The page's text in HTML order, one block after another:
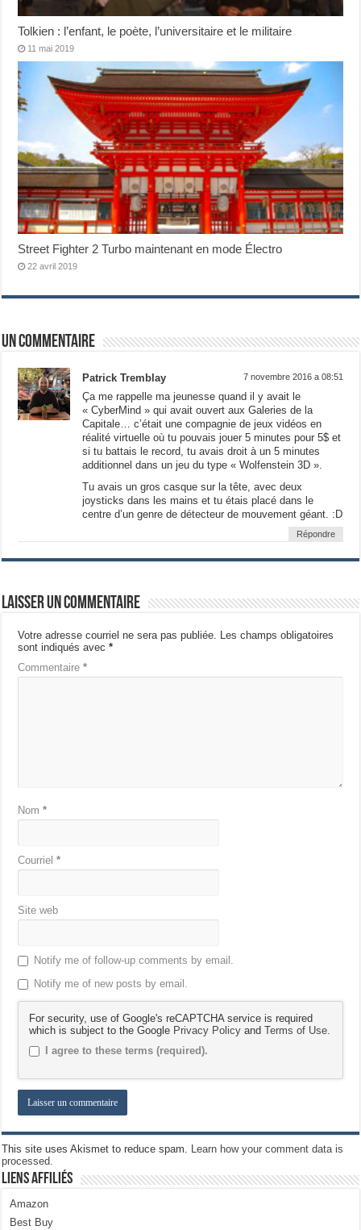
Tolkien : l’enfant, le poète, l’universitaire et le militaire
11 mai 2019
Street Fighter 2 Turbo maintenant en mode Électro
22 avril 2019
Un commentaire
Patrick Tremblay 7 novembre 2016 a 08:51
Ça me rappelle ma jeunesse quand il y avait le
« CyberMind » qui avait ouvert aux Galeries de la
Capitale… c’était une compagnie de jeux vidéos en
réalité virtuelle où tu pouvais jouer 5 minutes pour 5$ et
si tu battais le record, tu avais droit à un 5 minutes
additionnel dans un jeu du type « Wolfenstein 3D ».
Tu avais un gros casque sur la tête, avec deux
joysticks dans les mains et tu étais placé dans le
centre d’un genre de détecteur de mouvement géant. :D
Répondre
Laisser un commentaire
Votre adresse courriel ne sera pas publiée. Les champs obligatoires
sont indiqués avec*
Commentaire*
Nom*
Courriel*
Site web
Notify me of follow-up comments by email.
Notify me of new posts by email.
For security, use of Google's reCAPTCHA service is required
which is subject to the Google Privacy Policy andTerms of Use.
I agree to these terms (required).
This site uses Akismet to reduce spam. Learn how your comment data is
processed.
Liens Affiliés
Amazon
Best Buy